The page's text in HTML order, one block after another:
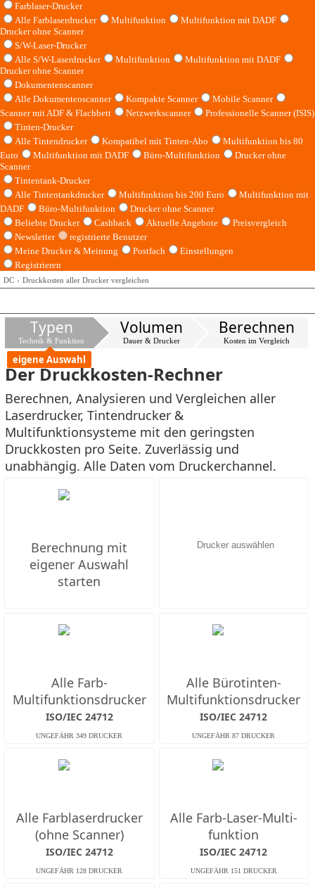
Farblaser-Drucker
Alle Farblaserdrucker
Multifunktion
Multifunktion mit DADF
Drucker ohne Scanner
S/W-Laser-Drucker
Alle S/W-Laserdrucker
Multifunktion
Multifunktion mit DADF
Drucker ohne Scanner
Dokumentenscanner
Alle Dokumentenscanner
Kompakte Scanner
Mobile Scanner
Scanner mit ADF & Flachbett
Netzwerkscanner
Professionelle Scanner (ISIS)
Tinten-Drucker
Alle Tintendrucker
Kompatibel mit Tinten-Abo
Multifunktion bis 80
Euro
Multifunktion mit DADF Büro-Multifunktion
Drucker ohne
Scanner
Tintentank-Drucker
Alle Tintentankdrucker
Multifunktion bis 200 Euro
Multifunktion mit
DADF
Büro-Multifunktion
Drucker ohne Scanner
Beliebte Drucker
Cashback Aktuelle Angebote
Preisvergleich
Newsletter
registrierte Benutzer
Meine Drucker & Meinung
Postfach
Einstellungen
Registrieren
DC Druckkosten aller Drucker vergleichen
Typen
Technik & Funktion
eigene Auswahl
Volumen
Dauer & Drucker
Berechnen
Kosten im Vergleich
Der Druckkosten-Rechner
Berechnen, Analysieren und Vergleichen aller
Laserdrucker, Tintendrucker &
Multifunktionsysteme mit den geringsten
Druckkosten pro Seite. Zuverlässig und
unabhängig. Alle Daten vom Druckerchannel.
Berechnung mit
eigener Auswahl
starten
Alle Farb-
Multifunktions­drucker
ISO/IEC 24712
Alle Bürotinten-
Multifunktions­drucker
ISO/IEC 24712
Alle Farb­laserdrucker
(ohne Scanner)
ISO/IEC 24712
Alle Farb-Laser-Multi­
funktion
ISO/IEC 24712